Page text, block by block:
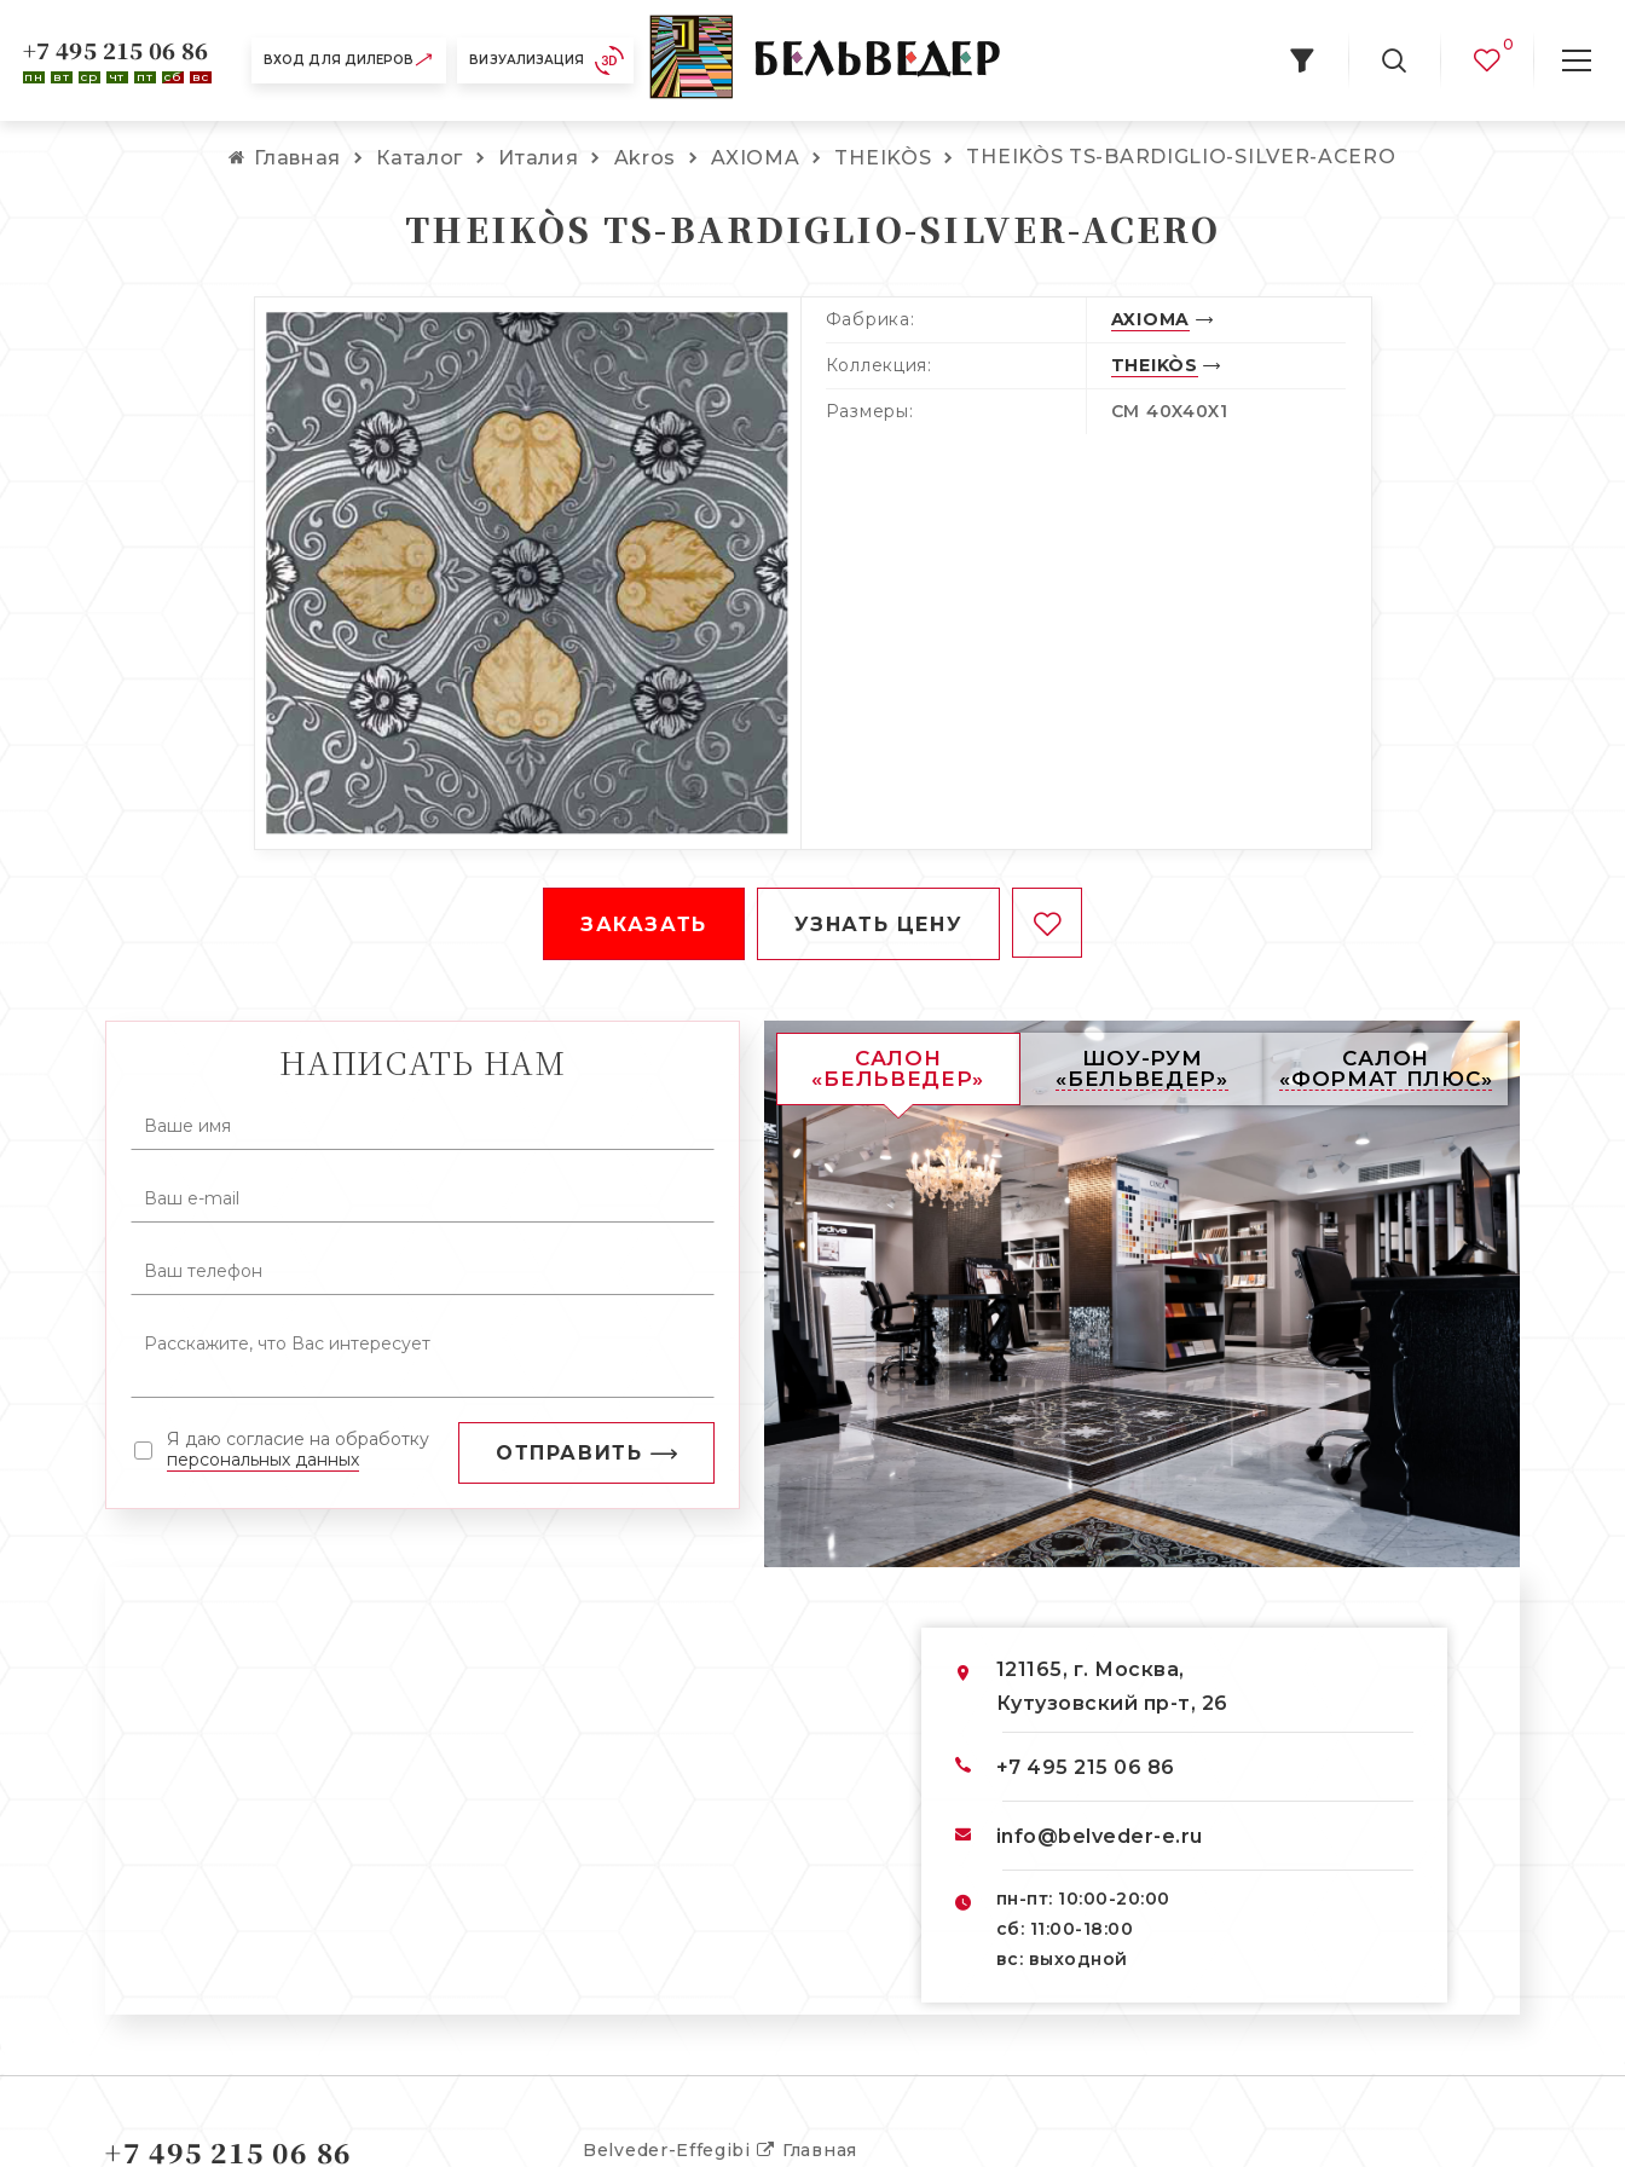
ВХОД ДЛЯ ДИЛЕРОВ ВИЗУАЛИЗАЦИЯ
+7 495 215 06 86
пн вт ср чт пт сб вс
0
Главная Каталог Италия Akros AXIOMA THEIKÒS THEIKÒS TS-BARDIGLIO-SILVER-ACERO
THEIKÒS TS-BARDIGLIO-SILVER-ACERO
Фабрика: AXIOMA
Коллекция: THEIKÒS
Размеры: CM 40X40X1
ЗАКАЗАТЬ УЗНАТЬ ЦЕНУ
НАПИСАТЬ НАМ
Я даю согласие на обработку
персональных данных
ОТПРАВИТЬ
САЛОН
«БЕЛЬВЕДЕР»
ШОУ-РУМ
«БЕЛЬВЕДЕР»
САЛОН
«ФОРМАТ ПЛЮС»
121165, г. Москва,
Кутузовский пр-т, 26
+7 495 215 06 86
info@belveder-e.ru
пн-пт: 10:00-20:00
сб: 11:00-18:00
вс: выходной
+7 495 215 06 86 Главная
Belveder-Effegibi